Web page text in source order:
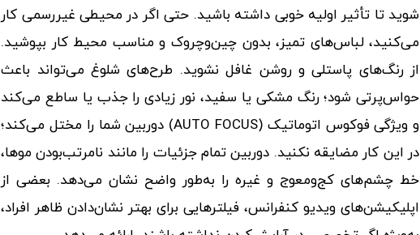
شوید تا تأثیر اولیه خوبی داشته باشید. حتی اگر در محیطی غیر‌رسمی کار
می‌کنید، لباس‌های تمیز، بدون چین‌وچروک و مناسب محیط کار بپوشید.
از رنگ‌های پاستلی و روشن غافل نشوید. طرح‌های شلوغ می‌تواند باعث
حواس‌پرتی شود؛ رنگ مشکی یا سفید، نور زیادی را جذب یا ساطع می‌کند
و ویژگی فوکوس اتوماتیک (AUTO FOCUS) دوربین شما را مختل می‌کند؛
در این کار مضایقه نکنید. دوربین تمام جزئیات را مانند نا‌مرتب‌بودن مو‌ها،
خط چشم‌های کج‌و‌معوج و غیره را به‌طور واضح نشان می‌دهد. بعضی از
اپلیکیشن‌های ویدیو کنفرانس، فیلتر‌هایی برای بهتر نشان‌دادن ظاهر افراد،